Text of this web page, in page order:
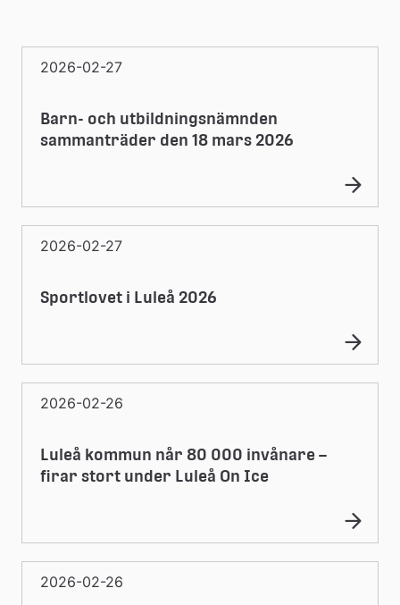
m
m
u
n
2026-02-27
Barn- och utbildningsnämnden
sammanträder den 18 mars 2026
2026-02-27
Sportlovet i Luleå 2026
2026-02-26
Luleå kommun når 80 000 invånare –
firar stort under Luleå On Ice
2026-02-26